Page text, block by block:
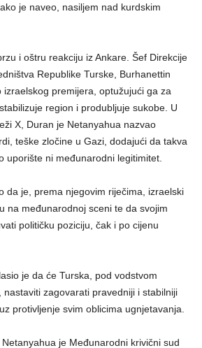
je naveo, nasiljem nad kurdskim
i oštru reakciju iz Ankare. Šef Direkcije
Republike Turske, Burhanettin
izraelskog premijera, optužujući ga za
region i produbljuje sukobe. U
X, Duran je Netanyahua nazvao
teške zločine u Gazi, dodajući da takva
uporište ni međunarodni legitimitet.
da je, prema njegovim riječima, izraelski
na međunarodnoj sceni te da svojim
političku poziciju, čak i po cijenu
je da će Turska, pod vodstvom
zagovarati pravedniji i stabilniji
protivljenje svim oblicima ugnjetavanja.
je Međunarodni krivični sud